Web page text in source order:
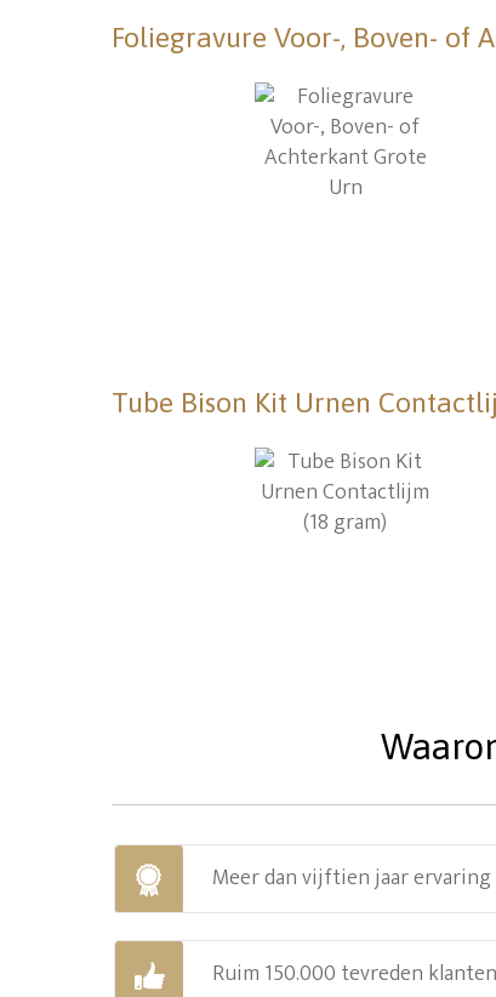
Foliegravure Voor-, Boven- of
Tube Bison Kit Urnen
Meer dan vijftien jaar ervaring
Ruim 150.000 tevreden klanten